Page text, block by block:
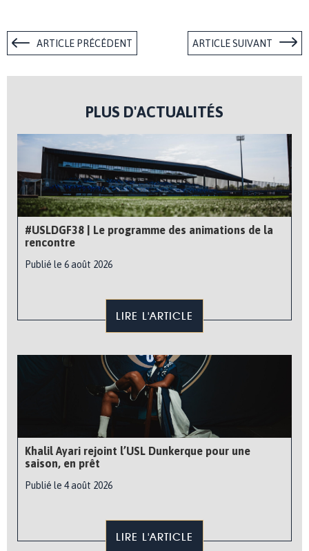
ARTICLE PRÉCÉDENT ARTICLE SUIVANT
PLUS D'ACTUALITÉS
#USLDGF38 | Le programme des animations de la
rencontre
Publié le 6 août 2026
LIRE L'ARTICLE
Khalil Ayari rejoint l’USL Dunkerque pour une
saison, en prêt
Publié le 4 août 2026
LIRE L'ARTICLE